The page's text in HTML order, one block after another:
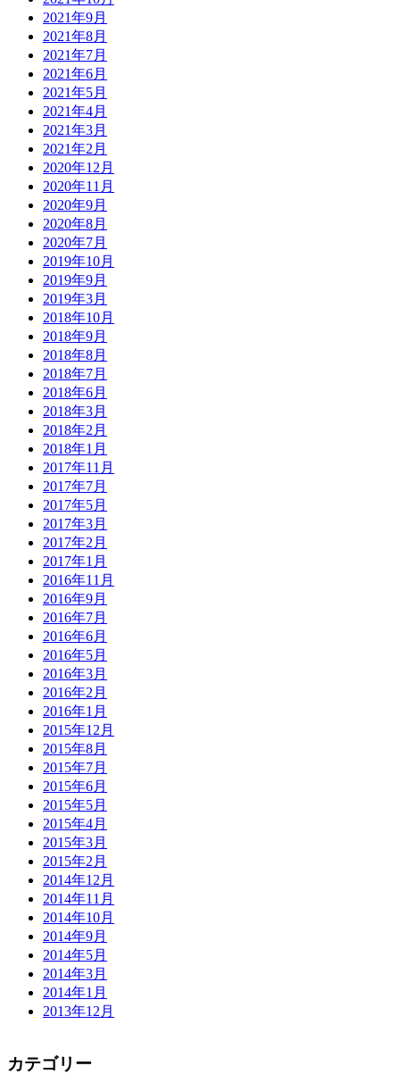
2021年9月
2021年8月
2021年7月
2021年6月
2021年5月
2021年4月
2021年3月
2021年2月
2020年12月
2020年11月
2020年9月
2020年8月
2020年7月
2019年10月
2019年9月
2019年3月
2018年10月
2018年9月
2018年8月
2018年7月
2018年6月
2018年3月
2018年2月
2018年1月
2017年11月
2017年7月
2017年5月
2017年3月
2017年2月
2017年1月
2016年11月
2016年9月
2016年7月
2016年6月
2016年5月
2016年3月
2016年2月
2016年1月
2015年12月
2015年8月
2015年7月
2015年6月
2015年5月
2015年4月
2015年3月
2015年2月
2014年12月
2014年11月
2014年10月
2014年9月
2014年5月
2014年3月
2014年1月
2013年12月
カテゴリー